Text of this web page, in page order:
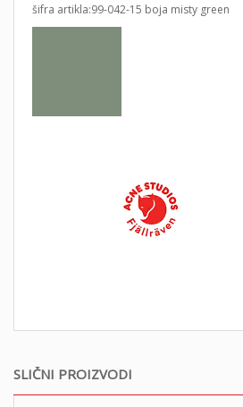
SLIČNI PROIZVODI
šifra artikla:99-042-15 boja misty green